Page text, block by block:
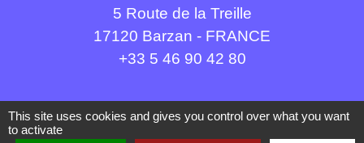
5 Route de la Treille
17120 Barzan - FRANCE
+33 5 46 90 42 80
This site uses cookies and gives you control over what you want
to activate